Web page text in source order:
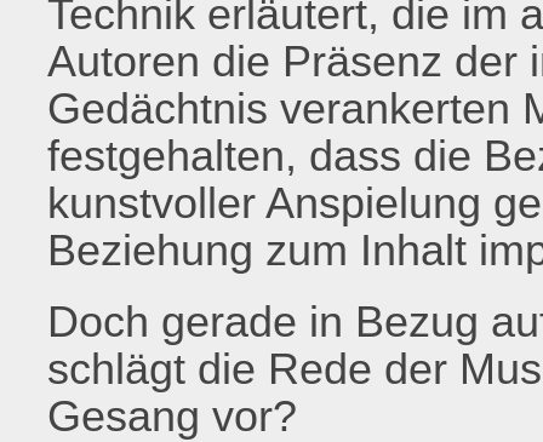
Technik erläutert, die im
Autoren die Präsenz der
Gedächtnis verankerten
festgehalten, dass die
kunstvoller Anspielung
Beziehung zum Inhalt
Doch gerade in Bezug
schlägt die Rede der
Gesang vor?